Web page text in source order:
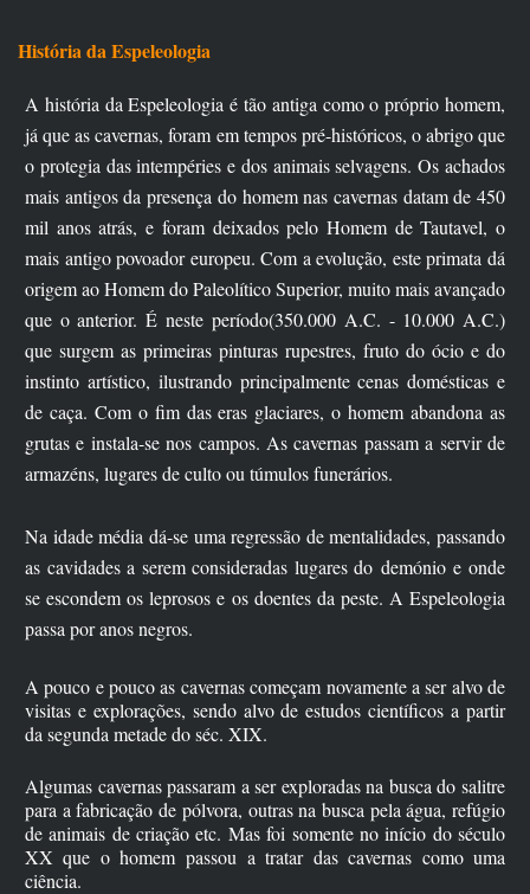
História da Espeleologia
A história da Espeleologia é tão antiga como o próprio homem,
já que as cavernas, foram em tempos pré-históricos, o abrigo que
o protegia das intempéries e dos animais selvagens. Os achados
mais antigos da presença do homem nas cavernas datam de 450
mil anos atrás, e foram deixados pelo Homem de Tautavel, o
mais antigo povoador europeu. Com a evolução, este primata dá
origem ao Homem do Paleolítico Superior, muito mais avançado
que o anterior. É neste período(350.000 A.C. - 10.000 A.C.)
que surgem as primeiras pinturas rupestres, fruto do ócio e do
instinto artístico, ilustrando principalmente cenas domésticas e
de caça. Com o fim das eras glaciares, o homem abandona as
grutas e instala-se nos campos. As cavernas passam a servir de
armazéns, lugares de culto ou túmulos funerários.
Na idade média dá-se uma regressão de mentalidades, passando
as cavidades a serem consideradas lugares do demónio e onde
se escondem os leprosos e os doentes da peste. A Espeleologia
passa por anos negros.
A pouco e pouco as cavernas começam novamente a ser alvo de
visitas e explorações, sendo alvo de estudos científicos a partir
da segunda metade do séc. XIX.
Algumas cavernas passaram a ser exploradas na busca do salitre
para a fabricação de pólvora, outras na busca pela água, refúgio
de animais de criação etc. Mas foi somente no início do século
XX que o homem passou a tratar das cavernas como uma
ciência.